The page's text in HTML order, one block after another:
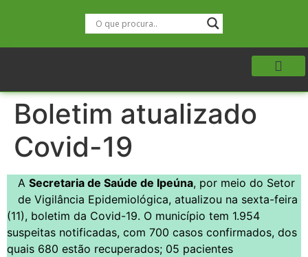
Boletim atualizado
Covid-19
A Secretaria de Saúde de Ipeúna, por meio do Setor
de Vigilância Epidemiológica, atualizou na sexta-feira
(11), boletim da Covid-19. O município tem 1.954
suspeitas notificadas, com 700 casos confirmados, dos
quais 680 estão recuperados; 05 pacientes